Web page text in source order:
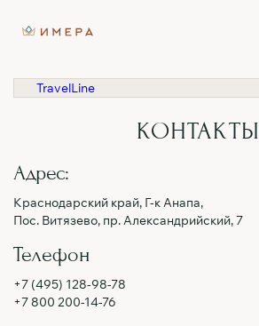
TravelLine
КОНТАКТЫ
Адрес:
Краснодарский край, Г-к Анапа,
Пос. Витязево, пр. Александрийский, 7
Телефон
+7 (495) 128-98-78
+7 800 200-14-76